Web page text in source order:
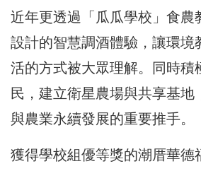
近年更透過「瓜瓜學校」食農
設計的智慧調酒體驗，讓環境
活的方式被大眾理解。同時積
民，建立衛星農場與共享基地
與農業永續發展的重要推手。
獲得學校組優等獎的潮厝華德